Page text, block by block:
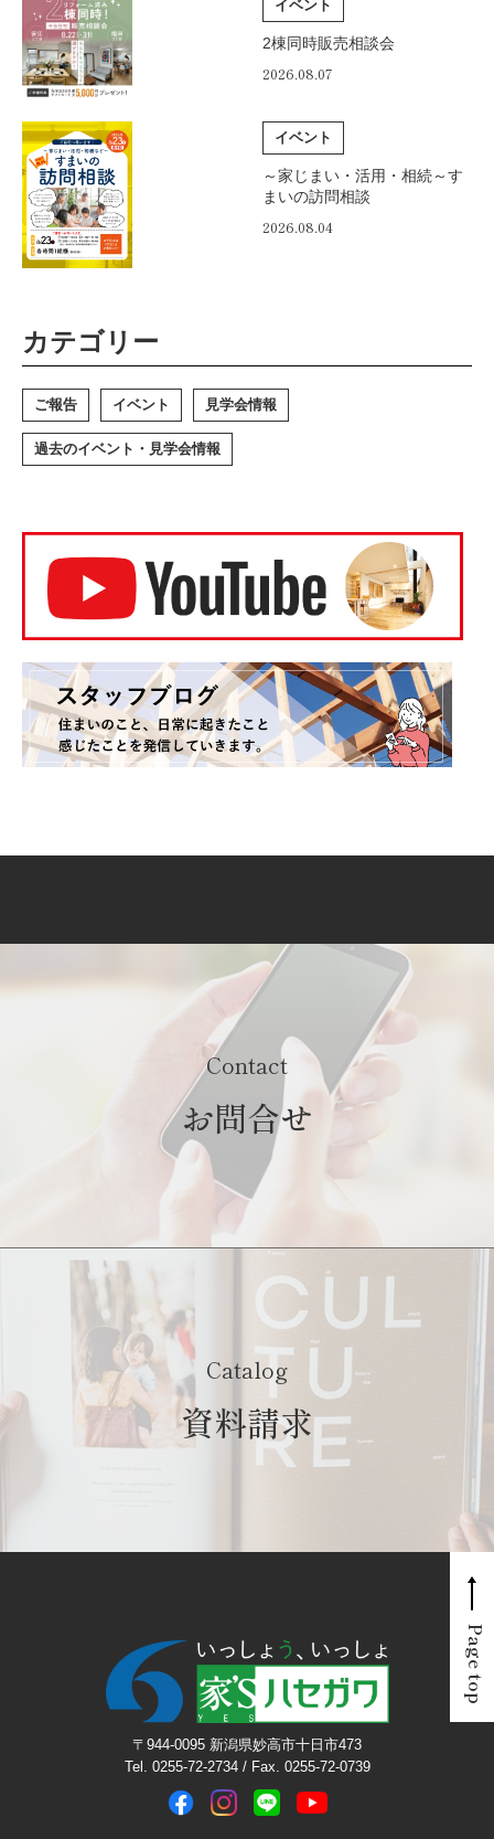
イベント
2棟同時販売相談会
2026.08.07
イベント
～家じまい・活用・相続～す
まいの訪問相談
2026.08.04
カテゴリー
ご報告 イベント 見学会情報
過去のイベント・見学会情報
Contact
お問合せ
Catalog
資料請求
Page top
〒944-0095 新潟県妙高市十日市473
Tel. 0255-72-2734 / Fax. 0255-72-0739